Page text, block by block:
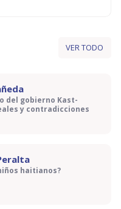
VER TODO
del gobierno Kast-
y contradicciones
haitianos?